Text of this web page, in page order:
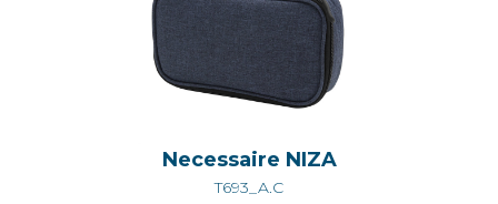
Necessaire NIZA
T693_A.C